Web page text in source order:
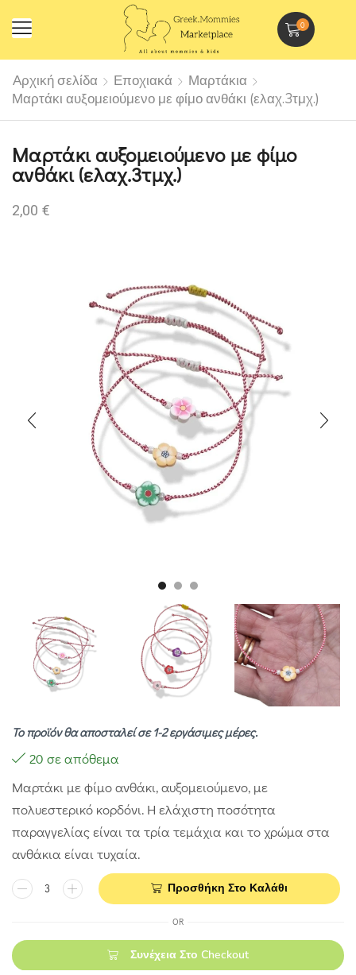
0
Αρχική σελίδα Εποχιακά
Μαρτάκια
Μαρτάκι αυξομειούμενο με φίμο ανθάκι (ελαχ.3τμχ.)
Μαρτάκι αυξομειούμενο με φίμο
ανθάκι (ελαχ.3τμχ.)
2,00 €
Το προϊόν θα αποσταλεί σε 1-2 εργάσιμες μέρες.
20 σε απόθεμα
Μαρτάκι με φίμο ανθάκι, αυξομειούμενο, με
πολυεστερικό κορδόνι. Η ελάχιστη ποσότητα
παραγγελίας είναι τα τρία τεμάχια και το χρώμα στα
ανθάκια είναι τυχαία.
Προσθήκη Στο Καλάθι
OR
Συνέχεια Στο Checkout